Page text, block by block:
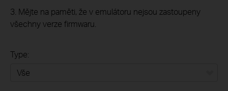
3. Mějte na paměti, že v emulátoru nejsou zastoupeny
všechny verze firmwaru.
Type: